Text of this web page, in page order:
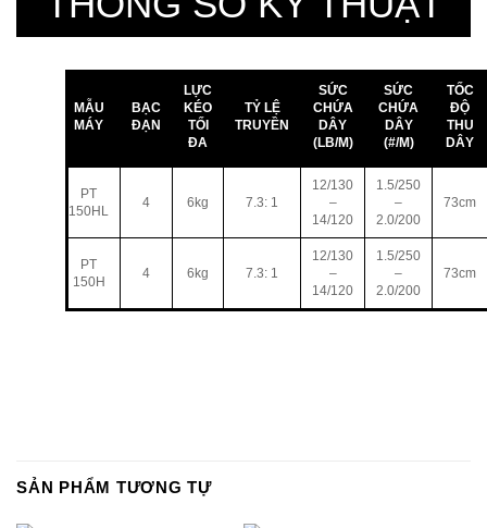
MẪU
MÁY
BẠC
ĐẠN
LỰC
KÉO
TỐI
ĐA
TỶ LỆ
TRUYỀN
SỨC
CHỨA
DÂY
(LB/M)
SỨC
CHỨA
DÂY
(#/M)
TỐC
ĐỘ
THU
DÂY
PT
150HL
4 6kg 7.3: 1
12/130
–
14/120
1.5/250
–
2.0/200
73cm
PT
150H
4 6kg 7.3: 1
12/130
–
14/120
1.5/250
–
2.0/200
73cm
SẢN PHẨM TƯƠNG TỰ